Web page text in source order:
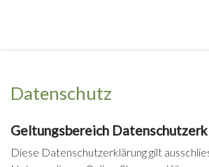
Datenschutz
Geltungsbereich
Diese Datenschutzerklärung gilt